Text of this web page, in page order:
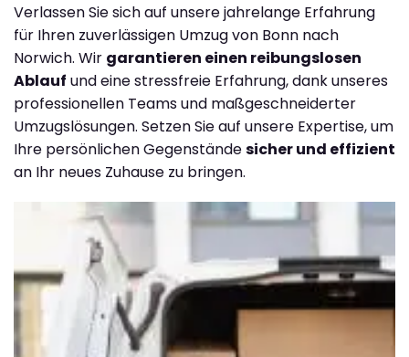
Verlassen Sie sich auf unsere jahrelange Erfahrung
für Ihren zuverlässigen Umzug von Bonn nach
Norwich. Wir garantieren einen reibungslosen
Ablauf und eine stressfreie Erfahrung, dank unseres
professionellen Teams und maßgeschneiderter
Umzugslösungen. Setzen Sie auf unsere Expertise, um
Ihre persönlichen Gegenständesicher und effizient
an Ihr neues Zuhause zu bringen.